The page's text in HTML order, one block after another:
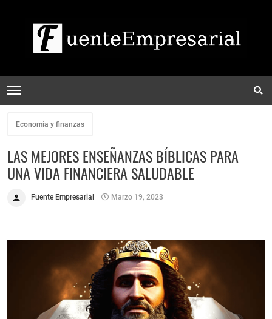
Economía y finanzas
LAS MEJORES ENSEÑANZAS BÍBLICAS PARA
UNA VIDA FINANCIERA SALUDABLE
Fuente Empresarial Marzo 19, 2023